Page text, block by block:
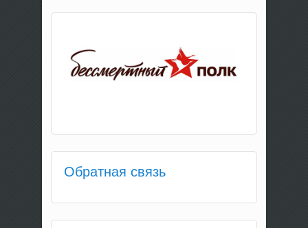
Обратная связь